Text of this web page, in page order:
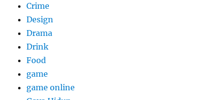
Crime
Design
Drama
Drink
Food
game
game online